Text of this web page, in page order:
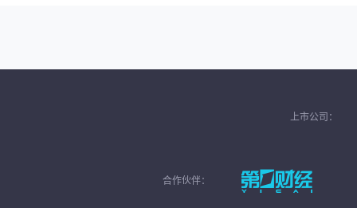
上市公司：
合作伙伴：